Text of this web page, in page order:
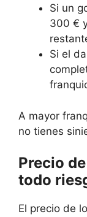
Si un
300 €
Si el
A mayor
no tienes
Precio
todo
El precio de